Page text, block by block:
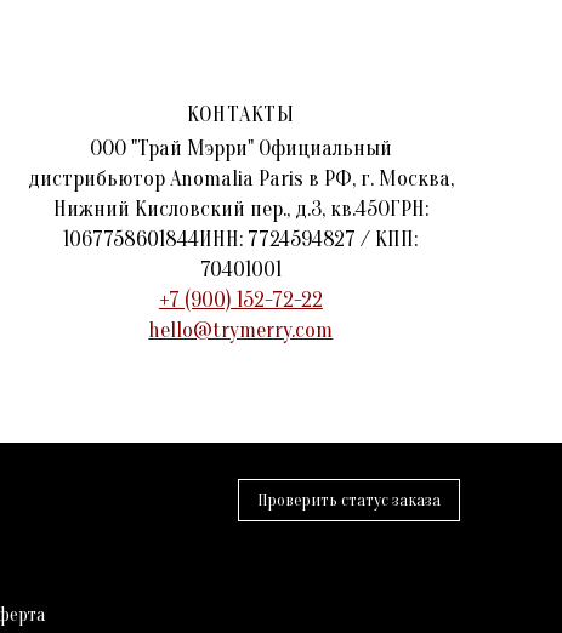
КОНТАКТЫ
ООО "Трай Мэрри" Официальный
дистрибьютор Anomalia Paris в РФ, г. Москва,
Нижний Кисловский пер., д.3, кв.45ОГРН:
1067758601844ИНН: 7724594827 / КПП:
70401001
+7 (900) 152-72-22
hello@trymerry.com
Проверить статус заказа